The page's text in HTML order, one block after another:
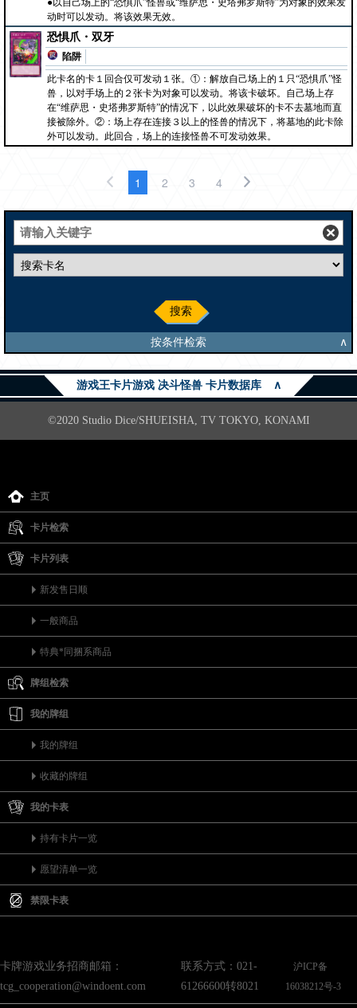
●以自己场上的“恐惧爪”怪兽或“维萨思・史塔弗罗斯特”为对象的效果发
动时可以发动。将该效果无效。
恐惧爪・双牙
陷阱
此卡名的卡１回合仅可发动１张。①：解放自己场上的１只“恐惧爪”怪
兽，以对手场上的２张卡为对象可以发动。将该卡破坏。自己场上存
在“维萨思・史塔弗罗斯特”的情况下，以此效果破坏的卡不去墓地而直
接被除外。②：场上存在连接３以上的怪兽的情况下，将墓地的此卡除
外可以发动。此回合，场上的连接怪兽不可发动效果。
1 2 3 4
搜索
按条件检索 ∧
游戏王卡片游戏 决斗怪兽 卡片数据库 ∧
©2020 Studio Dice/SHUEISHA, TV TOKYO, KONAMI
主页
卡片检索
卡片列表
新发售日顺
一般商品
特典*同捆系商品
牌组检索
我的牌组
我的牌组
收藏的牌组
我的卡表
持有卡片一览
愿望清单一览
禁限卡表
卡牌游戏业务招商邮箱：
tcg_cooperation@windoent.com
联系方式：021-
61266600转8021
沪ICP备
16038212号-3